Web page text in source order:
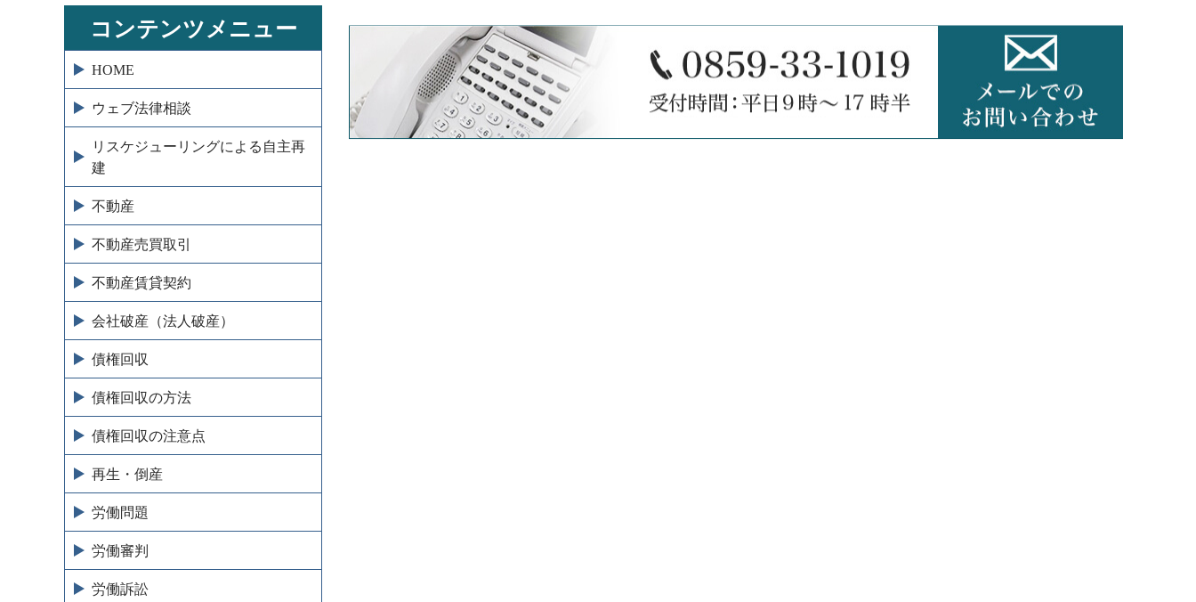
コンテンツメニュー
HOME
ウェブ法律相談
リスケジューリングによる自主再
建
不動産
不動産売買取引
不動産賃貸契約
会社破産（法人破産）
債権回収
債権回収の方法
債権回収の注意点
再生・倒産
労働問題
労働審判
労働訴訟